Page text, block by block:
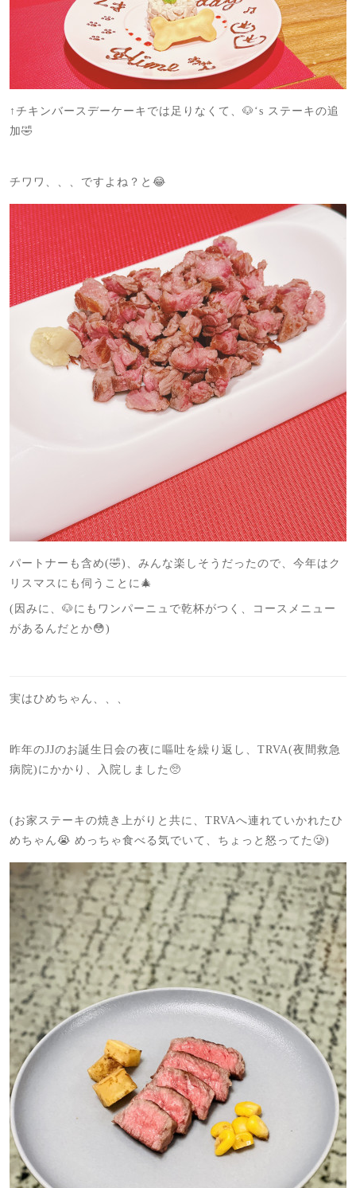
↑チキンバースデーケーキでは足りなくて、🐶‘s ステーキの追
加🤣
チワワ、、、ですよね？と😂
パートナーも含め(🤣)、みんな楽しそうだったので、今年はク
リスマスにも伺うことに🎄
(因みに、🐶にもワンパーニュで乾杯がつく、コースメニュー
があるんだとか😳)
実はひめちゃん、、、
昨年のJJのお誕生日会の夜に嘔吐を繰り返し、TRVA(夜間救急
病院)にかかり、入院しました🥺
(お家ステーキの焼き上がりと共に、TRVAへ連れていかれたひ
めちゃん😭 めっちゃ食べる気でいて、ちょっと怒ってた🥲)